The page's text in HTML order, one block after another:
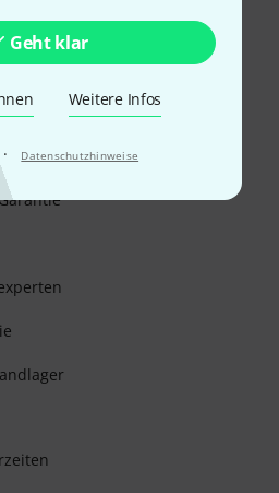
Geht klar
Weitere Infos
· Datenschutzhinweise
sicher per Nachnahme,
Pay,Klarna Sofort bezahlen ,
Kreditkarte.